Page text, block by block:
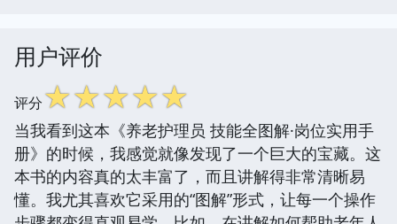
用户评价
评分☆☆☆☆☆
当我看到这本《养老护理员 技能全图解·岗位实用手
册》的时候，我感觉就像发现了一个巨大的宝藏。这
本书的内容真的太丰富了，而且讲解得非常清晰易
懂。我尤其喜欢它采用的“图解”形式，让每一个操作